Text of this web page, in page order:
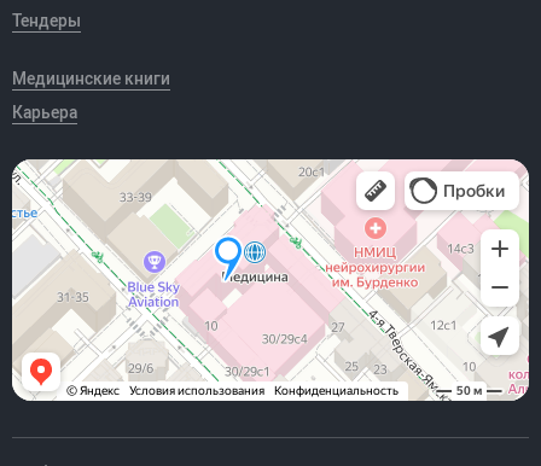
Тендеры
Медицинские книги
Карьера